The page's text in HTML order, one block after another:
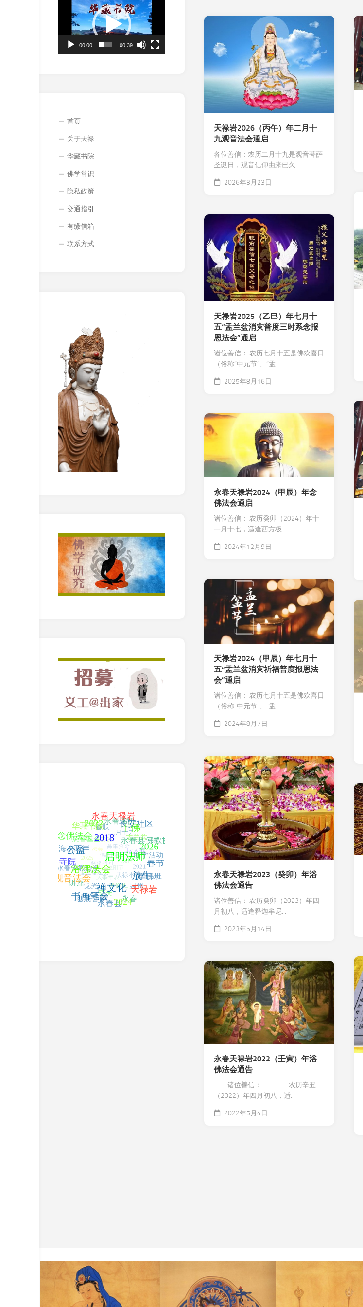
天禄岩2026（丙午）年二月十
九观音法会通启
各位善信：农历二月十九是观音菩萨
圣诞日，观音信仰由来已久...
2026年3月23日
天禄岩2025（乙巳）年七月十
五“盂兰盆消灾普度三时系念报
恩法会”通启
诸位善信： 农历七月十五是佛欢喜日
（俗称“中元节”、“盂...
2025年8月16日
永春天禄岩2024（甲辰）年念
佛法会通启
诸位善信： 农历癸卯（2024）年十
一月十七，适逢西方极...
2024年12月9日
天禄岩2024（甲辰）年七月十
五“盂兰盆消灾祈福普度报恩法
会”通启
诸位善信： 农历七月十五是佛欢喜日
（俗称“中元节”、“盂...
2024年8月7日
永春天禄岩2023（癸卯）年浴
佛法会通告
诸位善信： 农历癸卯（2023）年四
月初八，适逢释迦牟尼...
2023年5月14日
永春天禄岩2022（壬寅）年浴
佛法会通告
诸位善信： 农历辛丑
（2022）年四月初八，适...
2022年5月4日
00:00 00:39
首页
关于天禄
华藏书院
佛学常识
隐私政策
交通指引
有缘信箱
联系方式